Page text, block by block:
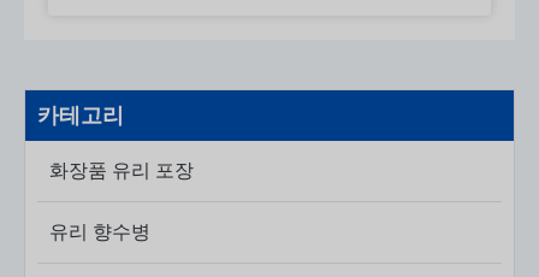
카테고리
화장품 유리 포장
유리 향수병